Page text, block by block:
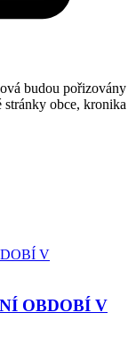
budou pořizovány
obce, kronika
OBDOBÍ V